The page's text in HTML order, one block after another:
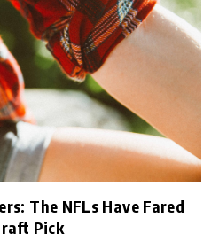
The NFLs Have Fared
Pick